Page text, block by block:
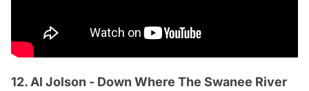
12. Al Jolson - Down Where The Swanee River